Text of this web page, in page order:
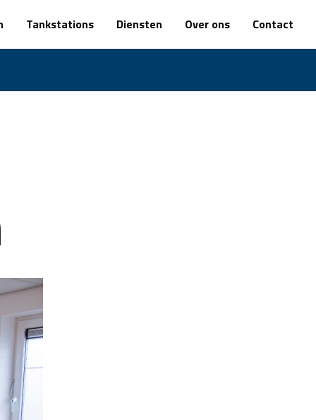
Tankstations Diensten Over ons Contact